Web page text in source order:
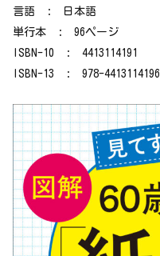
言語 ‏ : ‎ 日本語
単行本 ‏ : ‎ 96ページ
ISBN-10 ‏ : ‎ 4413114191
ISBN-13 ‏ : ‎ 978-4413114196